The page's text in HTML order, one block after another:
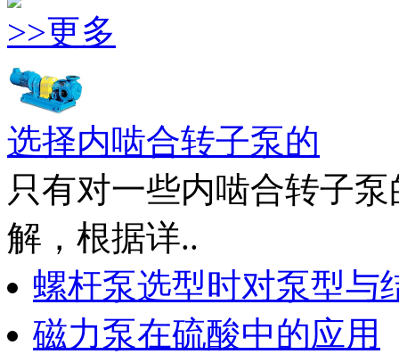
>>更多
选择内啮合转子泵的
只有对一些内啮合转子
解，根据详..
螺杆泵选型时对泵型与
磁力泵在硫酸中的应用